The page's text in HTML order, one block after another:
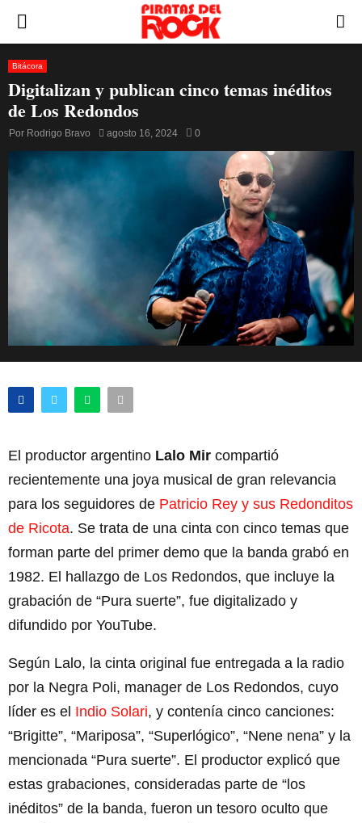
PRIMARY
MENU
Bitácora
Digitalizan y publican cinco temas inéditos
de Los Redondos
Por Rodrigo Bravo agosto 16, 2024 0
El productor argentino Lalo Mir compartió
recientemente una joya musical de gran relevancia
para los seguidores de Patricio Rey y sus Redonditos
de Ricota. Se trata de una cinta con cinco temas que
forman parte del primer demo que la banda grabó en
1982. El hallazgo de Los Redondos, que incluye la
grabación de “Pura suerte”, fue digitalizado y
difundido por YouTube.
Según Lalo, la cinta original fue entregada a la radio
por la Negra Poli, manager de Los Redondos, cuyo
líder es el Indio Solari, y contenía cinco canciones:
“Brigitte”, “Mariposa”, “Superlógico”, “Nene nena” y la
mencionada “Pura suerte”. El productor explicó que
estas grabaciones, consideradas parte de “los
inéditos” de la banda, fueron un tesoro oculto que